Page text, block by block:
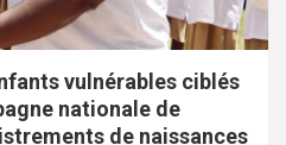
vulnérables ciblés
nationale de
de naissances